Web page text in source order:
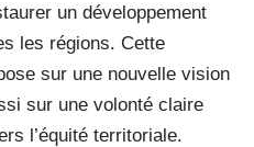
un développement
les régions. Cette
sur une nouvelle vision
sur une volonté claire
l’équité territoriale.